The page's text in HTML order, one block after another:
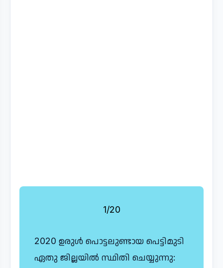
1/20
2020 ഉരുൾ പൊട്ടലുണ്ടായ പെട്ടിമുടി
ഏതു ജില്ലയിൽ സ്ഥിതി ചെയ്യുന്നു: